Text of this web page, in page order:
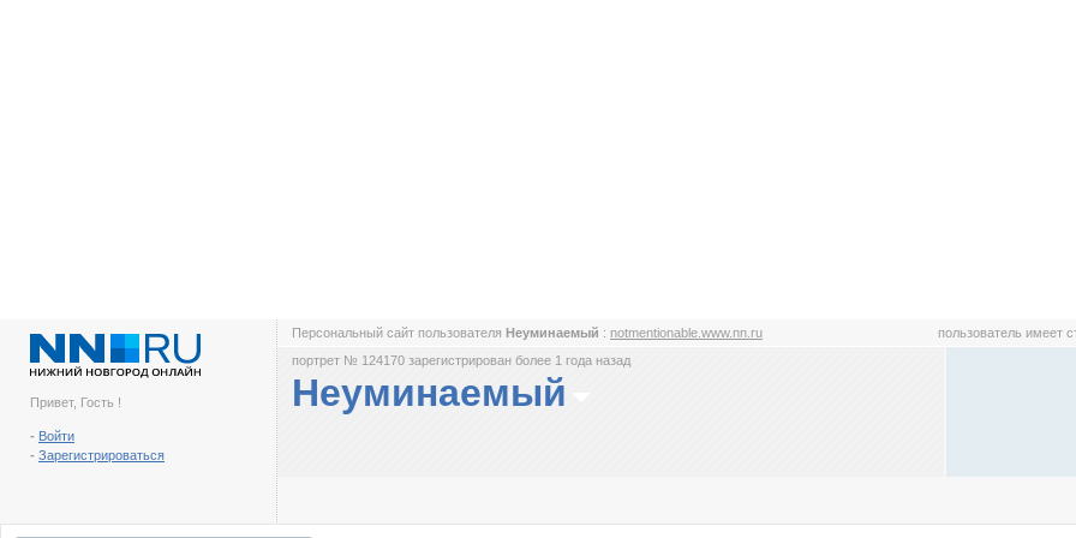
Привет, Гость !
- Войти
- Зарегистрироваться
Персональный сайт пользователя Неуминаемый : notmentionable.www.nn.ru пользователь имеет
портрет № 124170 зарегистрирован более 1 года назад
Неуминаемый